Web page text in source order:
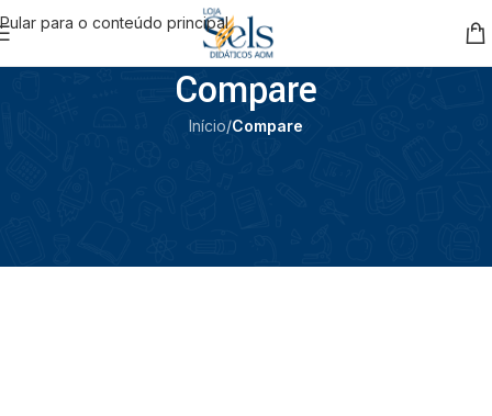
Pular para o conteúdo principal
Compare
Início/Compare